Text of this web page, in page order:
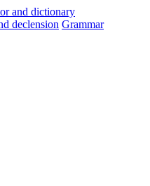
declension Grammar